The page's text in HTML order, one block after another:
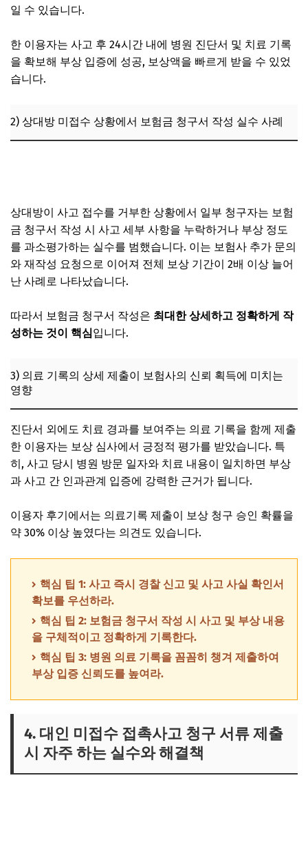
일 수 있습니다.
한 이용자는 사고 후 24시간 내에 병원 진단서 및 치료 기록
을 확보해 부상 입증에 성공, 보상액을 빠르게 받을 수 있었
습니다.
2) 상대방 미접수 상황에서 보험금 청구서 작성 실수 사례
상대방이 사고 접수를 거부한 상황에서 일부 청구자는 보험
금 청구서 작성 시 사고 세부 사항을 누락하거나 부상 정도
를 과소평가하는 실수를 범했습니다. 이는 보험사 추가 문의
와 재작성 요청으로 이어져 전체 보상 기간이 2배 이상 늘어
난 사례로 나타났습니다.
따라서 보험금 청구서 작성은 최대한 상세하고 정확하게 작
성하는 것이 핵심입니다.
3) 의료 기록의 상세 제출이 보험사의 신뢰 획득에 미치는
영향
진단서 외에도 치료 경과를 보여주는 의료 기록을 함께 제출
한 이용자는 보상 심사에서 긍정적 평가를 받았습니다. 특
히, 사고 당시 병원 방문 일자와 치료 내용이 일치하면 부상
과 사고 간 인과관계 입증에 강력한 근거가 됩니다.
이용자 후기에서는 의료기록 제출이 보상 청구 승인 확률을
약 30% 이상 높였다는 의견도 있습니다.
핵심 팁 1: 사고 즉시 경찰 신고 및 사고 사실 확인서
확보를 우선하라.
핵심 팁 2: 보험금 청구서 작성 시 사고 및 부상 내용
을 구체적이고 정확하게 기록한다.
핵심 팁 3: 병원 의료 기록을 꼼꼼히 챙겨 제출하여
부상 입증 신뢰도를 높여라.
4. 대인 미접수 접촉사고 청구 서류 제출
시 자주 하는 실수와 해결책